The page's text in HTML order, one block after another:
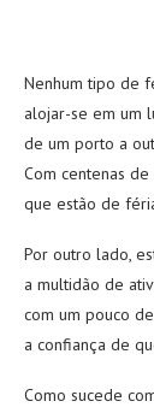
Nenhum tipo de
alojar-se em um
de um porto a
Com centenas
que estão de
Por outro lado,
a multidão de
com um pouco
a confiança de
Como sucede